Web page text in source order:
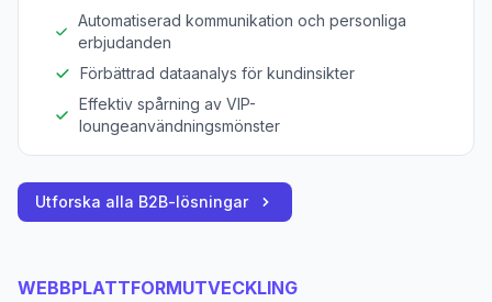
Automatiserad kommunikation och personliga
erbjudanden
Förbättrad dataanalys för kundinsikter
Effektiv spårning av VIP-
loungeanvändningsmönster
Utforska alla B2B-lösningar
WEBBPLATTFORMUTVECKLING